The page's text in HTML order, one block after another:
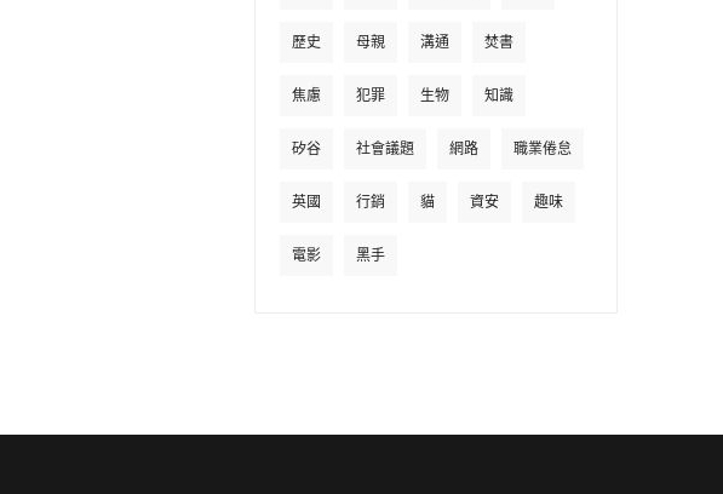
歷史 母親 溝通 焚書
焦慮 犯罪 生物 知識
矽谷 社會議題 網路 職業倦怠
英國 行銷 貓 資安 趣味
電影 黑手